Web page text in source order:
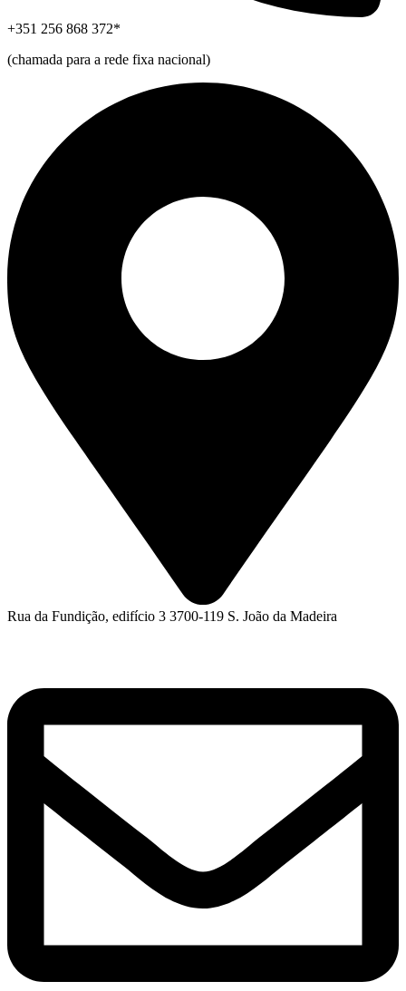
+351 256 868 372*
(chamada para a rede fixa nacional)
Rua da Fundição, edifício 3 3700-119 S. João da Madeira